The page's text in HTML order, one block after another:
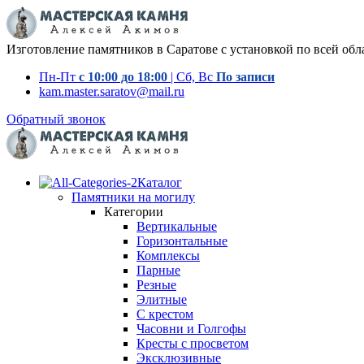
Изготовление памятников в Саратове с установкой по всей
Пн-Пт с 10:00 до 18:00 | Сб, Вс По записи
kam.master.saratov@mail.ru
Обратный звонок
Каталог
Памятники на могилу
Категории
Вертикальные
Горизонтальные
Комплексы
Парные
Резные
Элитные
С крестом
Часовни и Голгофы
Кресты с просветом
Эксклюзивные